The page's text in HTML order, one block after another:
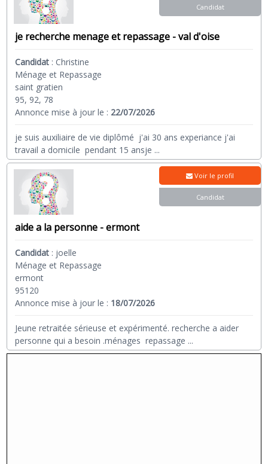
je recherche menage et repassage - val d'oise
Candidat : Christine
Ménage et Repassage
saint gratien
95, 92, 78
Annonce mise à jour le : 22/07/2026
je suis auxiliaire de vie diplômé j'ai 30 ans experiance j'ai
travail a domicile pendant 15 ansje ...
Candidat
aide a la personne - ermont
Candidat : joelle
Ménage et Repassage
ermont
95120
Annonce mise à jour le : 18/07/2026
Jeune retraitée sérieuse et expérimenté. recherche a aider
personne qui a besoin .ménages repassage ...
Voir le profil
Candidat